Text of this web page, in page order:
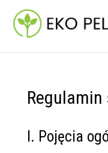
Regulamin
I. Pojęcia